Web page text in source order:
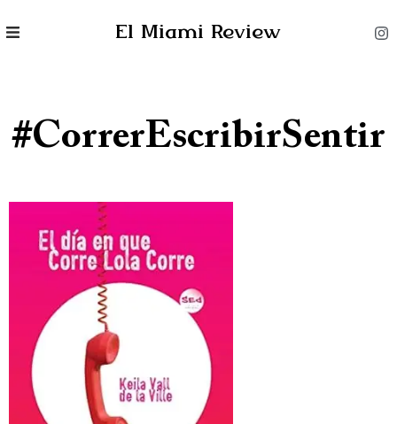
El Miami Review
#CorrerEscribirSentir